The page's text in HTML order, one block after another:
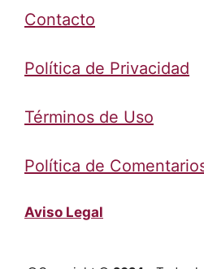
Contacto
Política de Privacidad
Términos de Uso
Política de
Aviso Legal